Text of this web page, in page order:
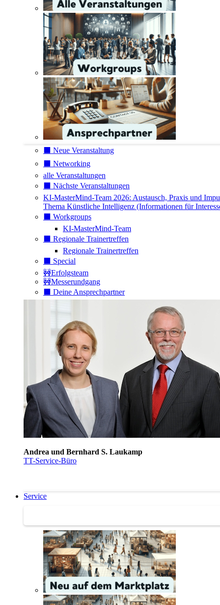
⬛️ Neue Veranstaltung
⬛️ Networking
alle Veranstaltungen
⬛️ Nächste Veranstaltungen
KI-MasterMind-Team 2026: Austausch, Praxis und
Thema Künstliche Intelligenz (Informationen für
⬛️ Workgroups
KI-MasterMind-Team
⬛️ Regionale Trainertreffen
Regionale Trainertreffen
⬛️ Special
🚧Erfolgsteam
🚧Messerundgang
⬛️ Deine Ansprechpartner
Andrea und Bernhard S. Laukamp
TT-Service-Büro
Service